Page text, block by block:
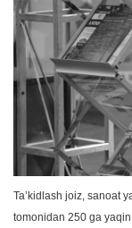
Taʼkidlash joiz, sanoat
tomonidan 250 ga